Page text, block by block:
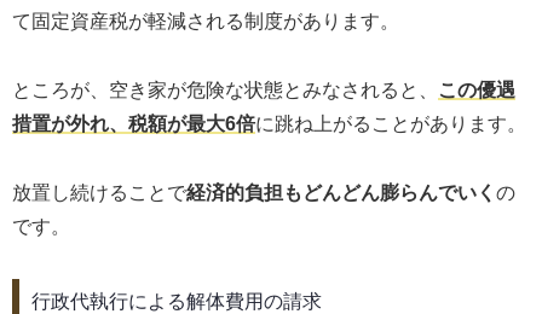
て固定資産税が軽減される制度があります。
ところが、空き家が危険な状態とみなされると、
この優遇
措置が外れ、税額が最大6倍に跳ね上がることがあります。
放置し続けることで経済的負担もどんどん膨らんでいく の
です。
行政代執行による解体費用の請求